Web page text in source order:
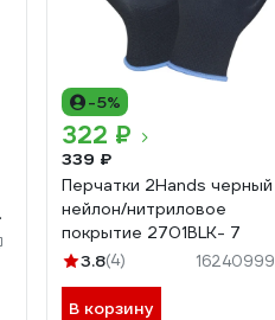
-5%
322 ₽
339 ₽
Перчатки 2Hands черный
нейлон/нитриловое
покрытие 2701BLK- 7
3.8(4) 16240999
В корзину